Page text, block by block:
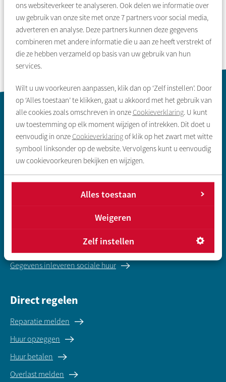
ons websiteverkeer te analyseren. Ook delen we informatie over
uw gebruik van onze site met onze7 partners voor social media,
adverteren en analyse. Deze partners kunnen deze gegevens
combineren met andere informatie die u aan ze heeft verstrekt of
die ze hebben verzameld op basis van uw gebruik van hun
services.
Wilt u uw voorkeuren aanpassen, klik dan op ‘Zelf instellen’. Door
op ‘Alles toestaan’ te klikken, gaat u akkoord met het gebruik van
alle cookies zoals omschreven in onze Cookieverklaring. U kunt
uw toestemming op elk moment wijzigen of intrekken. Dit doet u
eenvoudig in onze Cookieverklaringof klik op het zwart met witte
symbool linksonder op de website. Vervolgens kunt u eenvoudig
uw cookievoorkeuren bekijken en wijzigen.
Alles toestaan
Weigeren
Zelf instellen
stel uw vraag of zoek op antwoord
Contactinformatie
Zoeken & aanbod
Gegevens inleveren sociale huur
Direct regelen
Reparatie melden
Huur opzeggen
Huur betalen
Overlast melden